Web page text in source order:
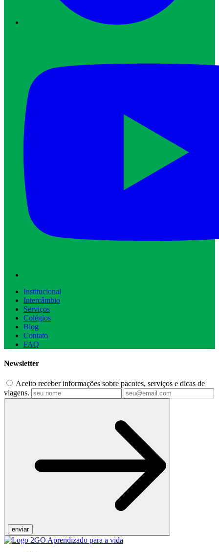
Institucional
Intercâmbio
Serviços
Colégios
Blog
Contato
FAQ
Newsletter
Aceito receber informações sobre pacotes, serviços e dicas de
viagens.